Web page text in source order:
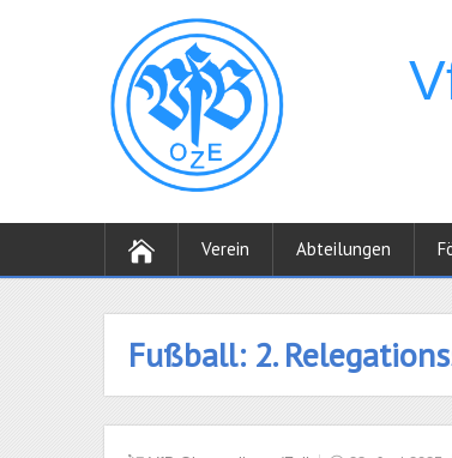
Verein Abteilungen
Fußball: 2.